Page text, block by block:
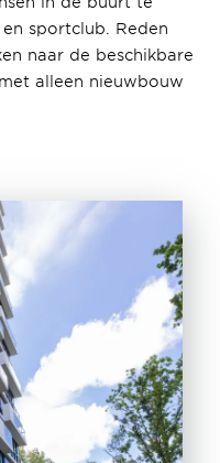
sportclub. Reden
naar de beschikbare
alleen nieuwbouw